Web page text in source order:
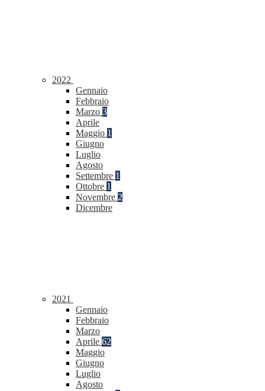
2022
Gennaio
Febbraio
Marzo 3
Aprile
Maggio 1
Giugno
Luglio
Agosto
Settembre 1
Ottobre 1
Novembre 2
Dicembre
2021
Gennaio
Febbraio
Marzo
Aprile 62
Maggio
Giugno
Luglio
Agosto